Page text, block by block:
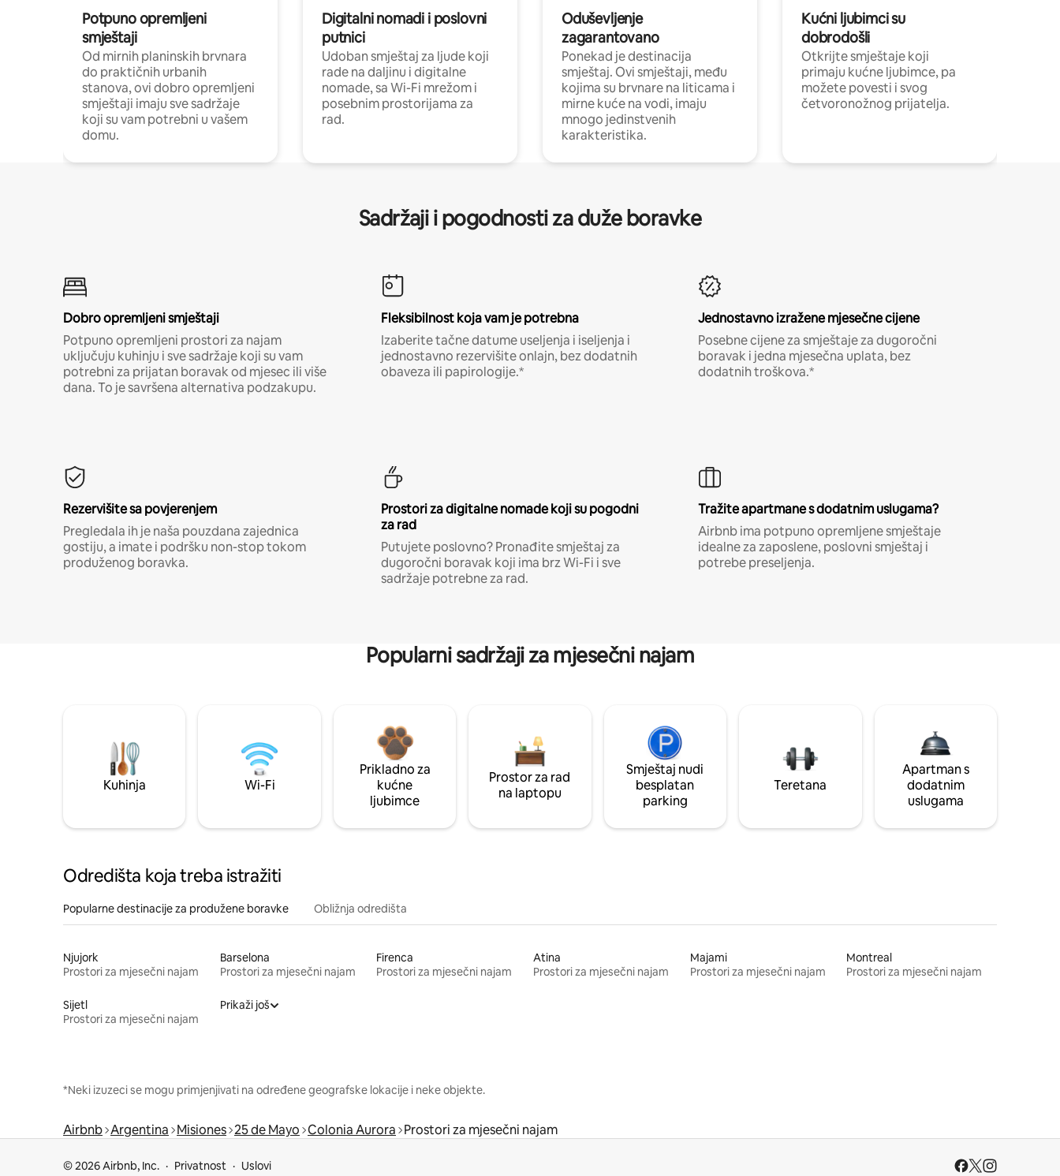
Potpuno opremljeni
smještaji
Od mirnih planinskih brvnara
do praktičnih urbanih
stanova, ovi dobro opremljeni
smještaji imaju sve sadržaje
koji su vam potrebni u vašem
domu.
Digitalni nomadi i poslovni
putnici
Udoban smještaj za ljude koji
rade na daljinu i digitalne
nomade, sa Wi-Fi mrežom i
posebnim prostorijama za
rad.
Oduševljenje
zagarantovano
Ponekad je destinacija
smještaj. Ovi smještaji, među
kojima su brvnare na liticama i
mirne kuće na vodi, imaju
mnogo jedinstvenih
karakteristika.
Kućni ljubimci su
dobrodošli
Otkrijte smještaje koji
primaju kućne ljubimce, pa
možete povesti i svog
četvoronožnog prijatelja.
Sadržaji i pogodnosti za duže boravke
Dobro opremljeni smještaji
Potpuno opremljeni prostori za najam
uključuju kuhinju i sve sadržaje koji su vam
potrebni za prijatan boravak od mjesec ili više
dana. To je savršena alternativa podzakupu.
Fleksibilnost koja vam je potrebna
Izaberite tačne datume useljenja i iseljenja i
jednostavno rezervišite onlajn, bez dodatnih
obaveza ili papirologije.*
Jednostavno izražene mjesečne cijene
Posebne cijene za smještaje za dugoročni
boravak i jedna mjesečna uplata, bez
dodatnih troškova.*
Rezervišite sa povjerenjem
Pregledala ih je naša pouzdana zajednica
gostiju, a imate i podršku non-stop tokom
produženog boravka.
Prostori za digitalne nomade koji su pogodni
za rad
Putujete poslovno? Pronađite smještaj za
dugoročni boravak koji ima brz Wi-Fi i sve
sadržaje potrebne za rad.
Tražite apartmane s dodatnim uslugama?
Airbnb ima potpuno opremljene smještaje
idealne za zaposlene, poslovni smještaj i
potrebe preseljenja.
Popularni sadržaji za mjesečni najam
Kuhinja Wi-Fi
Prikladno za
kućne
ljubimce
Prostor za rad
na laptopu
Smještaj nudi
besplatan
parking
Teretana
Apartman s
dodatnim
uslugama
Odredišta koja treba istražiti
Popularne destinacije za produžene boravke Obližnja odredišta
Njujork
Prostori za mjesečni najam
Barselona
Prostori za mjesečni najam
Firenca
Prostori za mjesečni najam
Atina
Prostori za mjesečni najam
Majami
Prostori za mjesečni najam
Montreal
Prostori za mjesečni najam
Sijetl
Prostori za mjesečni najam
Prikaži još
*Neki izuzeci se mogu primjenjivati na određene geografske lokacije i neke objekte.
Airbnb Argentina Misiones 25 de Mayo Colonia Aurora Prostori za mjesečni najam
© 2026 Airbnb, Inc. Privatnost Uslovi